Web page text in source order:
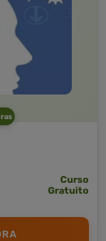
Curso
Gratuito